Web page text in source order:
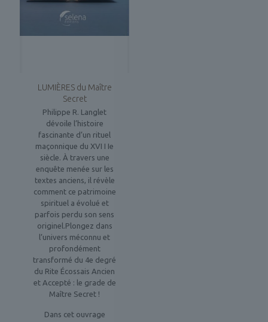
LUMIÈRES du Maître
Secret
Philippe R. Langlet
dévoile l’histoire
fascinante d’un rituel
maçonnique du XVI I Ie
siècle. À travers une
enquête menée sur les
textes anciens, il révèle
comment ce patrimoine
spirituel a évolué et
parfois perdu son sens
originel.Plongez dans
l’univers méconnu et
profondément
transformé du 4e degré
du Rite Écossais Ancien
et Accepté : le grade de
Maître Secret !
Dans cet ouvrage